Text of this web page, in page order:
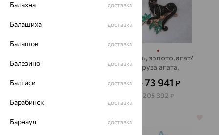
полудрагоценных
Брошь, золото, агат/
друза агата,
от 73 941 ₽
205 392₽
Балахна доставка
Балашиха доставка
Балашов доставка
Балезино доставка
Балтаси доставка
Барабинск доставка
Барнаул доставка